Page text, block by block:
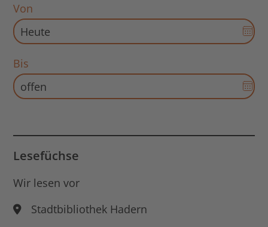
Von
Bis
Lesefüchse
Wir lesen vor
Stadtbibliothek Hadern